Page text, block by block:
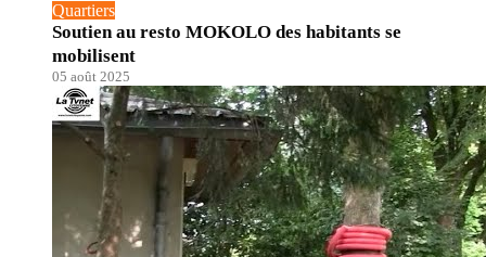
Quartiers
Soutien au resto MOKOLO des habitants se
mobilisent
05 août 2025